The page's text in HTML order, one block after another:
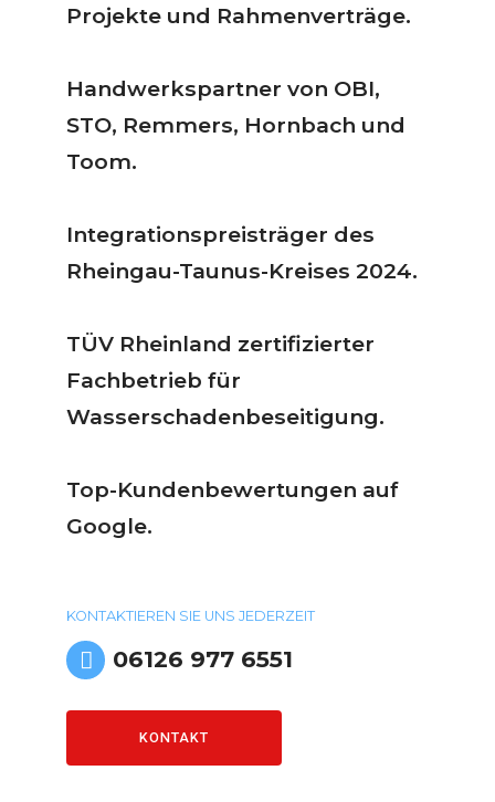
Projekte und Rahmenverträge.
Handwerkspartner von OBI,
STO, Remmers, Hornbach und
Toom.
Integrationspreisträger des
Rheingau-Taunus-Kreises 2024.
TÜV Rheinland zertifizierter
Fachbetrieb für
Wasserschadenbeseitigung.
Top-Kundenbewertungen auf
Google.
KONTAKTIEREN SIE UNS JEDERZEIT
06126 977 6551
KONTAKT